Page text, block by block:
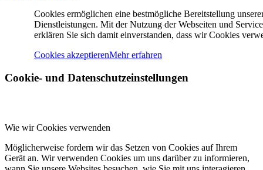
Cookies ermöglichen eine bestmögliche Bereitstellung
Dienstleistungen. Mit der Nutzung der Webseiten und
erklären Sie sich damit einverstanden, dass wir Cookies
Cookies akzeptierenMehr erfahren
Cookie- und Datenschutzeinstellungen
Wie wir Cookies verwenden
Möglicherweise fordern wir das Setzen von Cookies auf Ihrem
Gerät an. Wir verwenden Cookies um uns darüber zu informieren,